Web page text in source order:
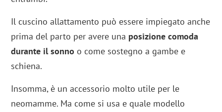
Il cuscino allattamento può essere impiegato anche
prima del parto per avere una posizione comoda
durante il sonno o come sostegno a gambe e
schiena.
Insomma, è un accessorio molto utile per le
neomamme. Ma come si usa e quale modello